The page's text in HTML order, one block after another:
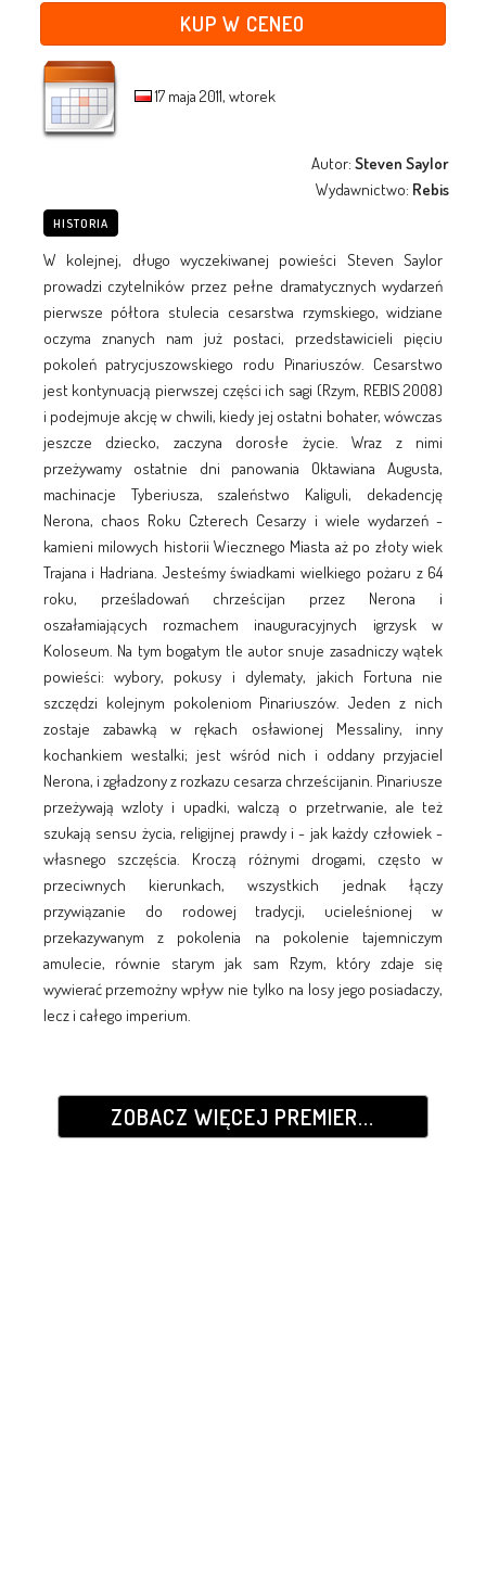
KUP W CENEO
17 maja 2011, wtorek
Autor:Steven Saylor
Wydawnictwo: Rebis
HISTORIA
W kolejnej, długo wyczekiwanej powieści Steven Saylor
prowadzi czytelników przez pełne dramatycznych wydarzeń
pierwsze półtora stulecia cesarstwa rzymskiego, widziane
oczyma znanych nam już postaci, przedstawicieli pięciu
pokoleń patrycjuszowskiego rodu Pinariuszów. Cesarstwo
jest kontynuacją pierwszej części ich sagi (Rzym, REBIS 2008)
i podejmuje akcję w chwili, kiedy jej ostatni bohater, wówczas
jeszcze dziecko, zaczyna dorosłe życie. Wraz z nimi
przeżywamy ostatnie dni panowania Oktawiana Augusta,
machinacje Tyberiusza, szaleństwo Kaliguli, dekadencję
Nerona, chaos Roku Czterech Cesarzy i wiele wydarzeń -
kamieni milowych historii Wiecznego Miasta aż po złoty wiek
Trajana i Hadriana. Jesteśmy świadkami wielkiego pożaru z 64
roku, prześladowań chrześcijan przez Nerona i
oszałamiających rozmachem inauguracyjnych igrzysk w
Koloseum. Na tym bogatym tle autor snuje zasadniczy wątek
powieści: wybory, pokusy i dylematy, jakich Fortuna nie
szczędzi kolejnym pokoleniom Pinariuszów. Jeden z nich
zostaje zabawką w rękach osławionej Messaliny, inny
kochankiem westalki; jest wśród nich i oddany przyjaciel
Nerona, i zgładzony z rozkazu cesarza chrześcijanin. Pinariusze
przeżywają wzloty i upadki, walczą o przetrwanie, ale też
szukają sensu życia, religijnej prawdy i - jak każdy człowiek -
własnego szczęścia. Kroczą różnymi drogami, często w
przeciwnych kierunkach, wszystkich jednak łączy
przywiązanie do rodowej tradycji, ucieleśnionej w
przekazywanym z pokolenia na pokolenie tajemniczym
amulecie, równie starym jak sam Rzym, który zdaje się
wywierać przemożny wpływ nie tylko na losy jego posiadaczy,
lecz i całego imperium.
ZOBACZ WIĘCEJ PREMIER...